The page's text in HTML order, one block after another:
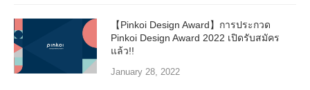
【Pinkoi Design Award】การประกวด
Pinkoi Design Award 2022 เปิดรับสมัคร
แล้ว!!
January 28, 2022